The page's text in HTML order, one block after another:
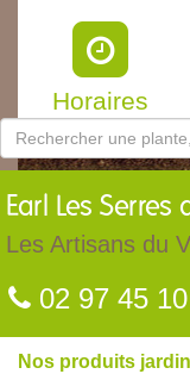
Horaires
Earl Les Serres
Les Artisans du
02 97 45
Nos produits jardin